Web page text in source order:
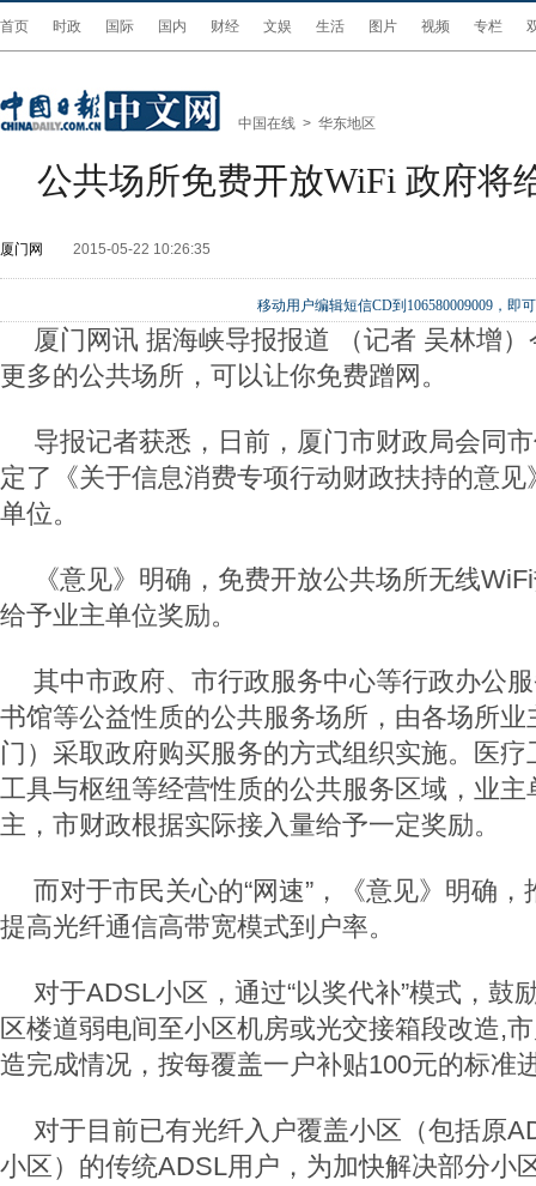
首页 时政 国际 国内 财经 文娱 生活 图片 视频 专栏
中国在线 > 华东地区
公共场所免费开放WiFi 政府将
厦门网 2015-05-22 10:26:35
移动用户编辑短信CD到106580009009，即
厦门网讯 据海峡导报报道 （记者 吴林增
更多的公共场所，可以让你免费蹭网。
导报记者获悉，日前，厦门市财政局会同
定了《关于信息消费专项行动财政扶持的意
单位。
《意见》明确，免费开放公共场所无线
给予业主单位奖励。
其中市政府、市行政服务中心等行政办公
书馆等公益性质的公共服务场所，由各场所
门）采取政府购买服务的方式组织实施。医
工具与枢纽等经营性质的公共服务区域，业
主，市财政根据实际接入量给予一定奖励。
而对于市民关心的“网速”，《意见》明确
提高光纤通信高带宽模式到户率。
对于ADSL小区，通过“以奖代补”模式，鼓
区楼道弱电间至小区机房或光交接箱段改造,
造完成情况，按每覆盖一户补贴100元的标准
对于目前已有光纤入户覆盖小区（包括原
小区）的传统ADSL用户，为加快解决部分小